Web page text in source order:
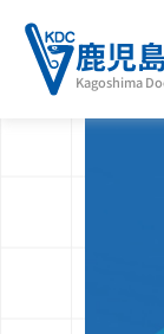
鹿児
Kagoshima